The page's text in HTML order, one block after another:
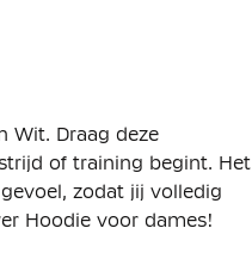
Wit. Draag deze
of training begint. Het
zodat jij volledig
Hoodie voor dames!